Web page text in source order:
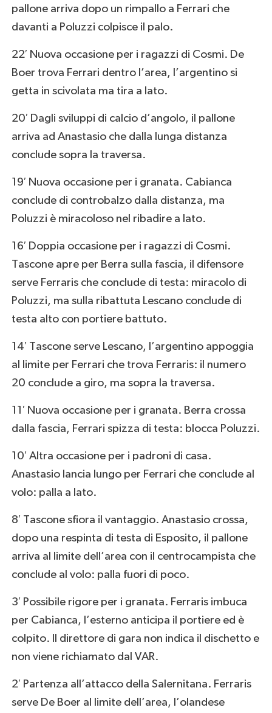
pallone arriva dopo un rimpallo a Ferrari che
davanti a Poluzzi colpisce il palo.
22′ Nuova occasione per i ragazzi di Cosmi. De
Boer trova Ferrari dentro l’area, l’argentino si
getta in scivolata ma tira a lato.
20′ Dagli sviluppi di calcio d’angolo, il pallone
arriva ad Anastasio che dalla lunga distanza
conclude sopra la traversa.
19′ Nuova occasione per i granata. Cabianca
conclude di controbalzo dalla distanza, ma
Poluzzi è miracoloso nel ribadire a lato.
16′ Doppia occasione per i ragazzi di Cosmi.
Tascone apre per Berra sulla fascia, il difensore
serve Ferraris che conclude di testa: miracolo di
Poluzzi, ma sulla ribattuta Lescano conclude di
testa alto con portiere battuto.
14′ Tascone serve Lescano, l’argentino appoggia
al limite per Ferrari che trova Ferraris: il numero
20 conclude a giro, ma sopra la traversa.
11′ Nuova occasione per i granata. Berra crossa
dalla fascia, Ferrari spizza di testa: blocca Poluzzi.
10′ Altra occasione per i padroni di casa.
Anastasio lancia lungo per Ferrari che conclude al
volo: palla a lato.
8′ Tascone sfiora il vantaggio. Anastasio crossa,
dopo una respinta di testa di Esposito, il pallone
arriva al limite dell’area con il centrocampista che
conclude al volo: palla fuori di poco.
3′ Possibile rigore per i granata. Ferraris imbuca
per Cabianca, l’esterno anticipa il portiere ed è
colpito. Il direttore di gara non indica il dischetto e
non viene richiamato dal VAR.
2′ Partenza all’attacco della Salernitana. Ferraris
serve De Boer al limite dell’area, l’olandese